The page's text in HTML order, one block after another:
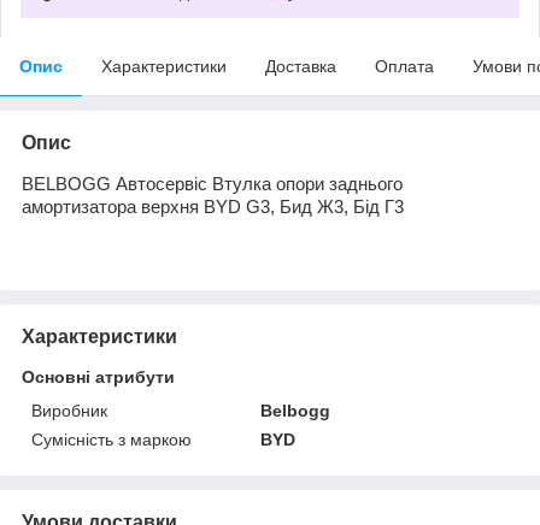
Опис Характеристики Доставка Оплата Умови
Опис
BELBOGG Автосервіс Втулка опори заднього
амортизатора верхня BYD G3, Бид Ж3, Бід Г3
Характеристики
Основні атрибути
Виробник
Belbogg
Сумісність з маркою
BYD